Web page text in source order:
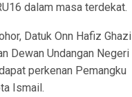
dalam masa terdekat.
Datuk Onn Hafiz Ghazi
Dewan Undangan Negeri
perkenan Pemangku
Ismail.